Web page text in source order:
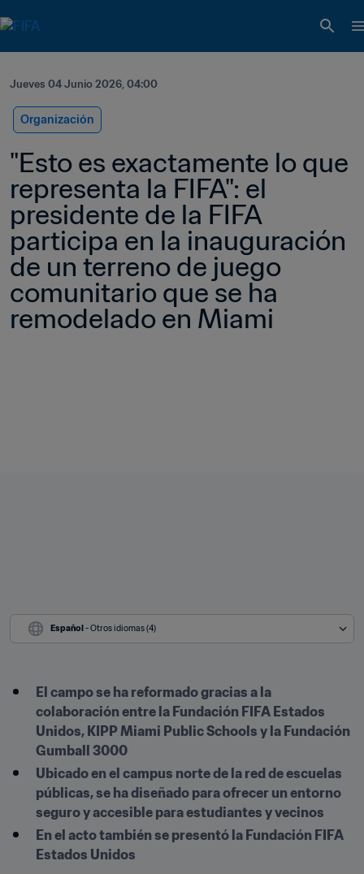
Jueves 04 Junio 2026, 04:00
Organización
"Esto es exactamente lo que
representa la FIFA": el
presidente de la FIFA
participa en la inauguración
de un terreno de juego
comunitario que se ha
remodelado en Miami
Español - Otros idiomas (4)
El campo se ha reformado gracias a la
colaboración entre la Fundación FIFA Estados
Unidos, KIPP Miami Public Schools y la Fundación
Gumball 3000
Ubicado en el campus norte de la red de escuelas
públicas, se ha diseñado para ofrecer un entorno
seguro y accesible para estudiantes y vecinos
En el acto también se presentó la Fundación FIFA
Estados Unidos